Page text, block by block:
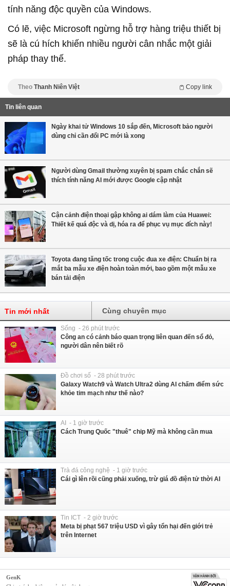
tính năng độc quyền của Windows.
Có lẽ, việc Microsoft ngừng hỗ trợ hàng triệu thiết bị
sẽ là cú hích khiến nhiều người cân nhắc một giải
pháp thay thế.
Theo Thanh Niên Việt Copy link
Tin liên quan
Ngày khai tử Windows 10 sắp đến, Microsoft bảo người
dùng chỉ cần đổi PC mới là xong
Người dùng Gmail thường xuyên bị spam chắc chắn sẽ
thích tính năng AI mới được Google cập nhật
Cận cảnh điện thoại gập không ai dám làm của Huawei:
Thiết kế quá độc và dị, hóa ra để phục vụ mục đích này!
Toyota đang tăng tốc trong cuộc đua xe điện: Chuẩn bị ra
mắt ba mẫu xe điện hoàn toàn mới, bao gồm một mẫu xe
bán tải điện
Tin mới nhất Cùng chuyên mục
Sống - 26 phút trước
Công an có cảnh báo quan trọng liên quan đến sổ đỏ,
người dân nên biết rõ
Đồ chơi số - 28 phút trước
Galaxy Watch9 và Watch Ultra2 dùng AI chấm điểm sức
khỏe tim mạch như thế nào?
AI - 1 giờ trước
Cách Trung Quốc "thuê" chip Mỹ mà không cần mua
Trà đá công nghệ - 1 giờ trước
Cái gì lên rồi cũng phải xuống, trừ giá đồ điện tử thời AI
Tin ICT - 2 giờ trước
Meta bị phạt 567 triệu USD vì gây tổn hại đến giới trẻ
trên Internet
GenK